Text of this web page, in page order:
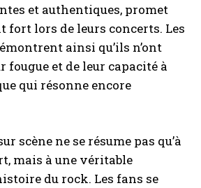
et authentiques, promet
fort lors de leurs concerts. Les
ainsi qu’ils n’ont
fougue et de leur capacité à
qui résonne encore
scène ne se résume pas qu’à
mais à une véritable
du rock. Les fans se